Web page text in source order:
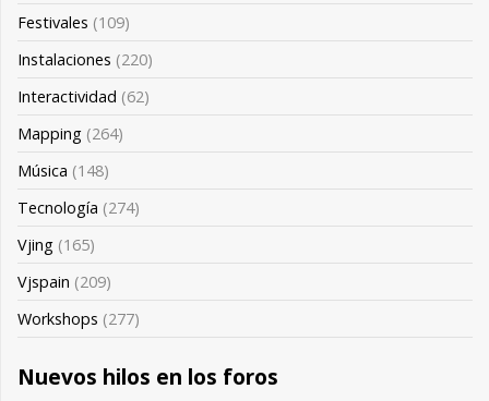
Festivales (109)
Instalaciones (220)
Interactividad (62)
Mapping (264)
Música (148)
Tecnología (274)
Vjing (165)
Vjspain (209)
Workshops (277)
Nuevos hilos en los foros